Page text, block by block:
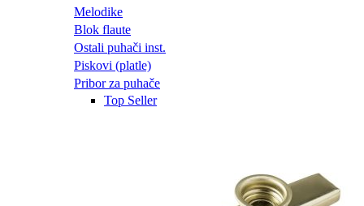
Melodike
Blok flaute
Ostali puhači inst.
Piskovi (platle)
Pribor za puhače
Top Seller